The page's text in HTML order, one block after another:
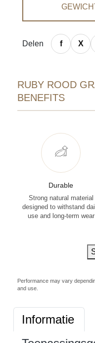
Delen
RUBY ROOD
BENEFITS
Durable
Strong natural material
designed to withstand
use and long-term wear
Performance may vary
and use.
Informatie